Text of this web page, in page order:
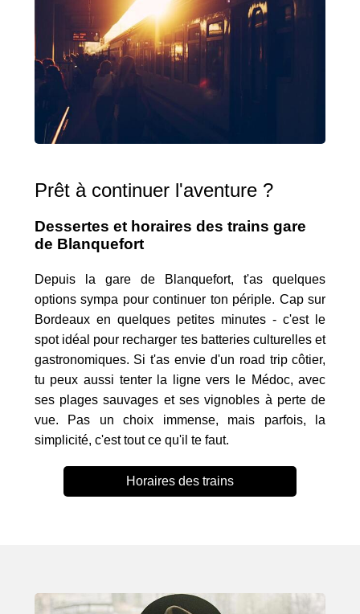
Prêt à continuer l'aventure ?
Dessertes et horaires des trains gare
de Blanquefort
Depuis la gare de Blanquefort, t'as quelques
options sympa pour continuer ton périple. Cap sur
Bordeaux en quelques petites minutes - c'est le
spot idéal pour recharger tes batteries culturelles et
gastronomiques. Si t'as envie d'un road trip côtier,
tu peux aussi tenter la ligne vers le Médoc, avec
ses plages sauvages et ses vignobles à perte de
vue. Pas un choix immense, mais parfois, la
simplicité, c'est tout ce qu'il te faut.
Horaires des trains